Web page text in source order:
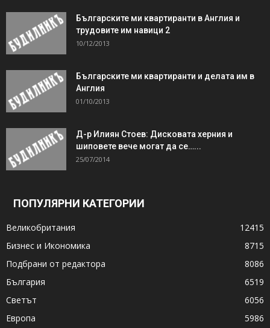
Българските ми квартиранти в Англия и
трудовите им навици 2
10/12/2013
Българските ми квартиранти и делата им в
Англия
01/10/2013
Д-р Илиян Стоев: Дисковата херния и
шиповете вече могат да се…...
25/07/2014
ПОПУЛЯРНИ КАТЕГОРИИ
Великобритания
12415
Бизнес и Икономика
8715
Подбрани от редактора
8086
България
6519
Светът
6056
Европа
5986